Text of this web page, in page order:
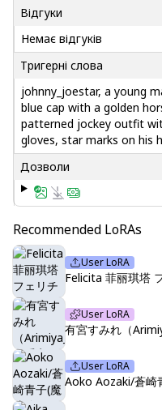
Відгуки
Немає відгуків
Тригерні слова
johnny_joestar, a young
blue cap with a golden
patterned jockey outfit
gloves, star marks on his
Дозволи
Recommended LoRAs
User LoRA
User LoRA
User LoRA
Aoko Aozaki/蒼崎